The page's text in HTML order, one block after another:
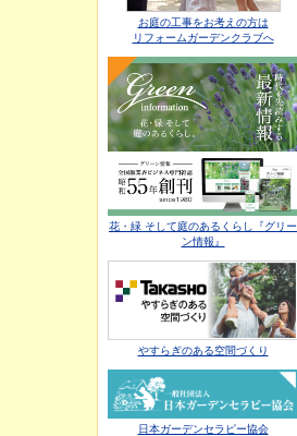
お庭の工事をお考えの方は
リフォームガーデンクラブへ
花・緑 そして庭のあるくらし『グリー
ン情報』
やすらぎのある空間づくり
日本ガーデンセラピー協会